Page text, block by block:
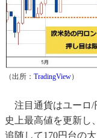
（出所： TradingView）
注目通貨はユーロ/
史上最高値を更新し
追随して170円台の大